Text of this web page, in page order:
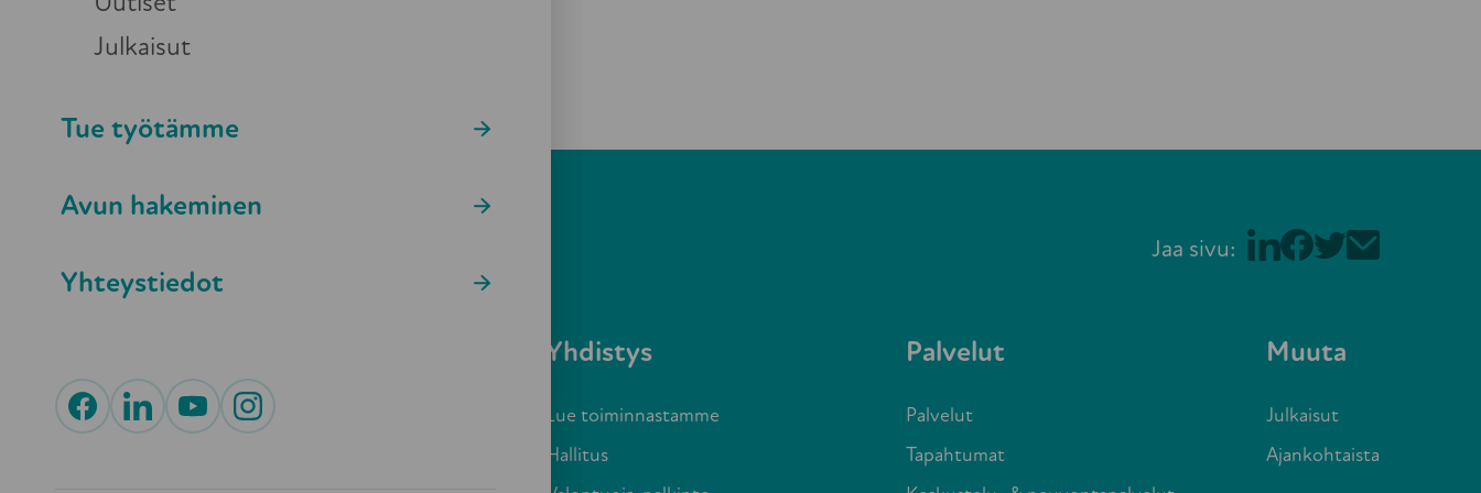
Julkaisut
Tue työtämme
Avun hakeminen
Yhteystiedot
väkivaltainen parisuhde- tai perhehistoria
Jaa sivu:
Yliopistonkatu 5, 6 krs. 00100 HELSINKI
Yhdistys
Lue toiminnastamme
Hallitus
Palvelut
Palvelut
Tapahtumat
Muuta
Julkaisut
Ajankohtaista